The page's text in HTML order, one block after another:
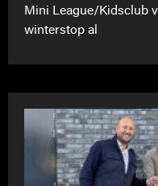
Mini League/Kidsclub
winterstop al